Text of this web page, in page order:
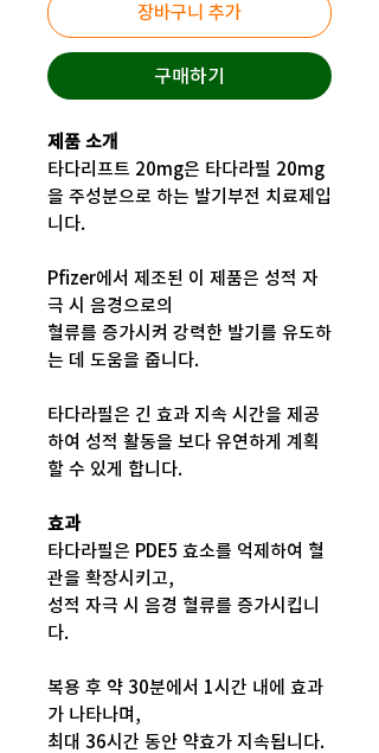
장바구니 추가
구매하기
제품 소개
타다리프트 20mg은 타다라필 20mg
을 주성분으로 하는 발기부전 치료제입
니다.
Pfizer에서 제조된 이 제품은 성적 자
극 시 음경으로의
혈류를 증가시켜 강력한 발기를 유도하
는 데 도움을 줍니다.
타다라필은 긴 효과 지속 시간을 제공
하여 성적 활동을 보다 유연하게 계획
할 수 있게 합니다.
효과
타다라필은 PDE5 효소를 억제하여 혈
관을 확장시키고,
성적 자극 시 음경 혈류를 증가시킵니
다.
복용 후 약 30분에서 1시간 내에 효과
가 나타나며,
최대 36시간 동안 약효가 지속됩니다.